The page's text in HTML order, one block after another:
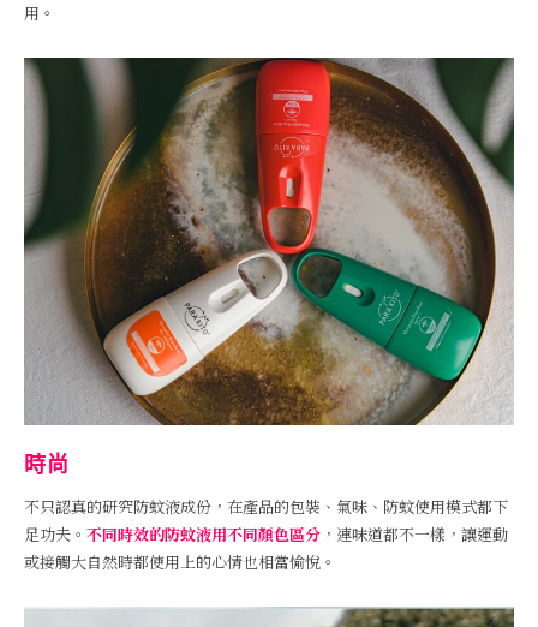
用。
時尚
不只認真的研究防蚊液成份，在產品的包裝、氣味、防蚊使用模式都下
足功夫。 不同時效的防蚊液用不同顏色區分 ，連味道都不一樣，讓運動
或接觸大自然時都使用上的心情也相當愉悅。